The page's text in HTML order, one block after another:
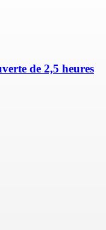
de 2,5 heures